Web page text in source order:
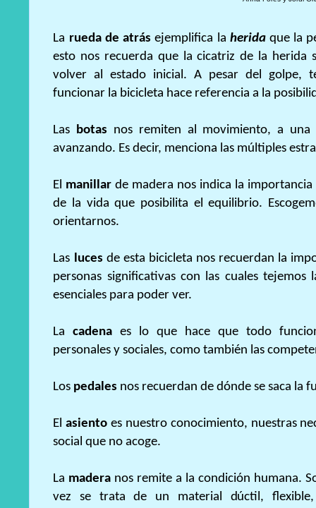
La rueda de atrás ejemplifica la herida que la
esto nos recuerda que la cicatriz de la herida
volver al estado inicial. A pesar del golpe,
funcionar la bicicleta hace referencia a la
Las botas nos remiten al movimiento, a
avanzando. Es decir, menciona las múltiples
El manillarde madera nos indica la
de la vida que posibilita el equilibrio.
orientarnos.
Las luces de esta bicicleta nos recuerdan la
personas significativas con las cuales
esenciales para poder ver.
Lacadena es lo que hace que todo
personales y sociales, como también las
Los pedales nos recuerdan de dónde se saca la
Elasiento es nuestro conocimiento, nuestras
social que no acoge.
La madera nos remite a la condición humana.
vez se trata de un material dúctil,